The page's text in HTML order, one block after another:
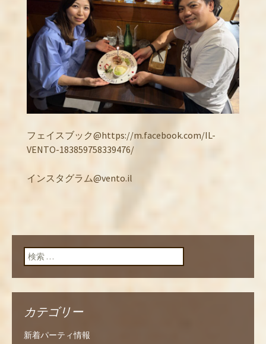
フェイスブック@https://m.facebook.com/IL-
VENTO-183859758339476/
インスタグラム@vento.il
検索:
カテゴリー
新着パーティ情報